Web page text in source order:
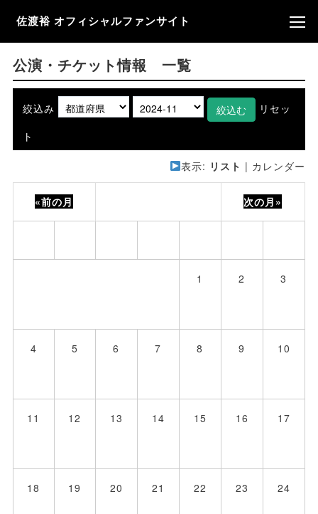
佐渡裕 オフィシャルファンサイト
公演・チケット情報 一覧
絞込み
リセッ
ト
表示: リスト | カレンダー
«前の月 次の月»
1 2 3
4 5 6 7 8 9 10
11 12 13 14 15 16 17
18 19 20 21 22 23 24